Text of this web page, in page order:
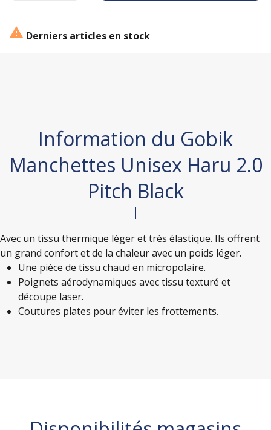
 Derniers articles en stock
Information du Gobik
Manchettes Unisex Haru 2.0
Pitch Black
Avec un tissu thermique léger et très élastique. Ils offrent
un grand confort et de la chaleur avec un poids léger.
Une pièce de tissu chaud en micropolaire.
Poignets aérodynamiques avec tissu texturé et
découpe laser.
Coutures plates pour éviter les frottements.